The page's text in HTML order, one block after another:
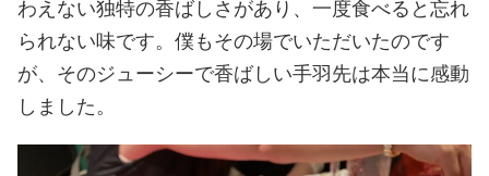
わえない独特の香ばしさがあり、一度食べると忘れ
られない味です。僕もその場でいただいたのです
が、そのジューシーで香ばしい手羽先は本当に感動
しました。